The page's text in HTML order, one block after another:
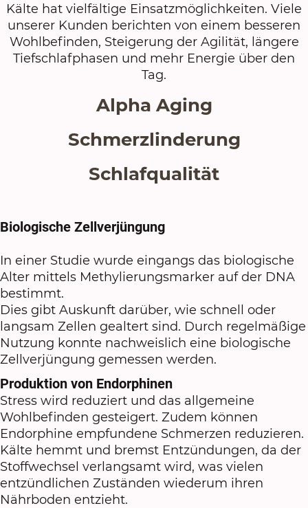
Kälte hat vielfältige Einsatzmöglichkeiten. Viele
unserer Kunden berichten von einem besseren
Wohlbefinden, Steigerung der Agilität, längere
Tiefschlafphasen und mehr Energie über den
Tag.
Alpha Aging
Schmerzlinderung
Schlafqualität
Biologische Zellverjüngung
In einer Studie wurde eingangs das biologische
Alter mittels Methylierungsmarker auf der DNA
bestimmt.
Dies gibt Auskunft darüber, wie schnell oder
langsam Zellen gealtert sind. Durch regelmäßige
Nutzung konnte nachweislich eine biologische
Zellverjüngung gemessen werden.
Produktion von Endorphinen
Stress wird reduziert und das allgemeine
Wohlbefinden gesteigert. Zudem können
Endorphine empfundene Schmerzen reduzieren.
Kälte hemmt und bremst Entzündungen, da der
Stoffwechsel verlangsamt wird, was vielen
entzündlichen Zuständen wiederum ihren
Nährboden entzieht.